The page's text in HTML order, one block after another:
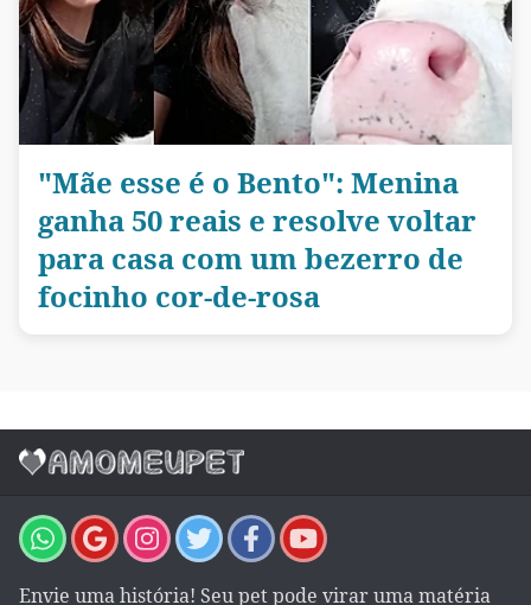
"Mãe esse é o Bento": Menina
ganha 50 reais e resolve voltar
para casa com um bezerro de
focinho cor-de-rosa
Envie uma história! Seu pet pode virar uma matéria